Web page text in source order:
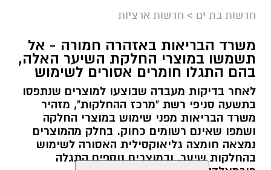
במסגרת התפקיד יידרש המועמד להוביל את תחום
מקצועי, לפתח תוכניות חינוכיות, ליצור אירועי תוכן
ופרויקטים ייחודיים ולעבוד מול קהלים מגוונים, תוך
חיבור בין עולם התרבות, החינוך והקהילה.
בין דרישות התפקיד:
תואר אקדמי המוכר על ידי המועצה להשכלה
גבוהה.
חדשות בת ים > חדשות ארציות
משרד הבריאות באזהרה חמורה - אל
תשמשו במוצרי החלקת השיער האלה,
בהם התגלו חומרים אסורים לשימוש
לאחר בדיקות מעבדה שבוצעו למוצרים שנתפסו
בתשעה סניפי רשת "מרכז ההחלקות", מזהיר
משרד הבריאות מפני שימוש במוצרי החלקה
ושמפו שאינם רשומים כחוק. בחלק מהמוצרים
נמצאה חומצה גליאוקסילית האסורה לשימוש
בהחלקות שיער, ובמוצרים נוספים התגלה